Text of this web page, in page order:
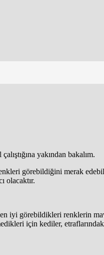
yakından bakalım.
görebildiğini merak
olacaktır.
görebildikleri renklerin
için kediler,